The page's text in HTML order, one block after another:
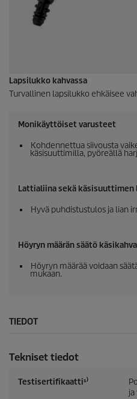
Lapsilukko kahvassa
Turvallinen lapsilukko ehkäisee
Monikäyttöiset varusteet
Kohdennettua siivousta
käsisuuttimilla, pyöreällä
Lattialiina sekä käsisuuttimen
Hyvä puhdistustulos ja lian
Höyryn määrän säätö
Höyryn määrää voidaan
mukaan.
TIEDOT
Tekniset tiedot
Testisertifikaatti¹⁾
ja